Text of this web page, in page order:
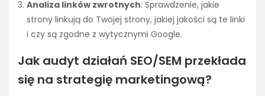
Analiza linków zwrotnych: Sprawdzenie, jakie
strony linkują do Twojej strony, jakiej jakości są te linki
i czy są zgodne z wytycznymi Google.
Jak audyt działań SEO/SEM przekłada
się na strategię marketingową?